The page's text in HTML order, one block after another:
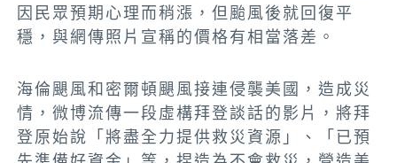
因民眾預期心理而稍漲，但颱風後就回復平
穩，與網傳照片宣稱的價格有相當落差。
海倫颶風和密爾頓颶風接連侵襲美國，造成災
情，微博流傳一段虛構拜登談話的影片，將拜
登原始說「將盡全力提供救災資源」、「已預